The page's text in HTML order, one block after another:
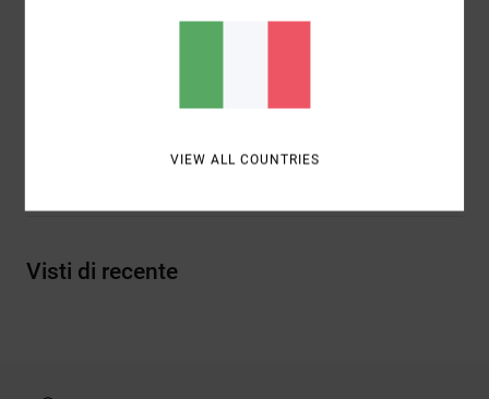
1 tasca posteriore applicata
Visti di recente
VIEW ALL COUNTRIES